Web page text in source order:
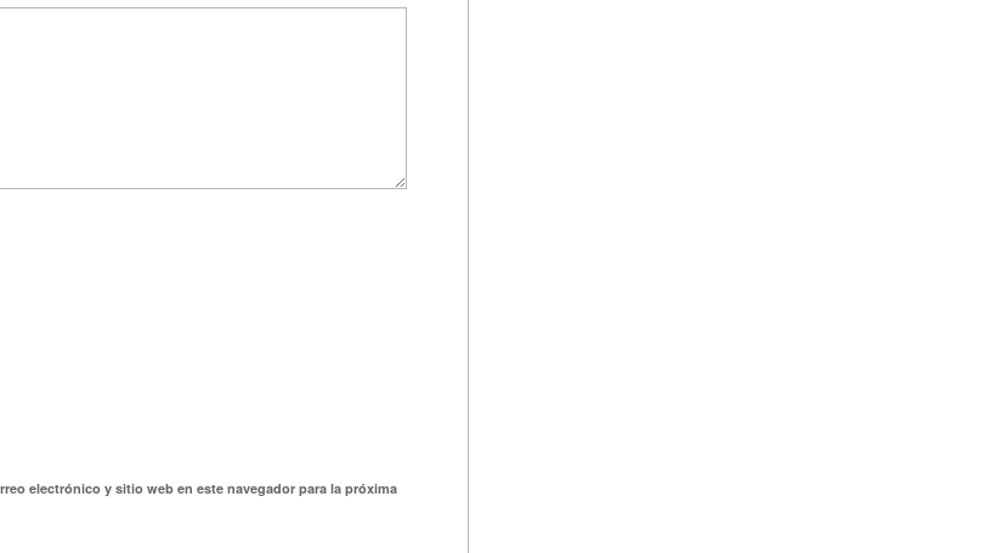
electrónico y sitio web en este navegador para la próxima